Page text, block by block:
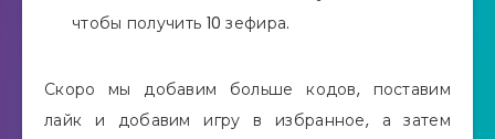
чтобы получить 10 зефира.
Скоро мы добавим больше кодов, поставим
лайк и добавим игру в избранное, а затем